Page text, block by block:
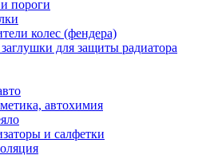
пороги
колес (фендера)
для защиты радиатора
автохимия
и салфетки